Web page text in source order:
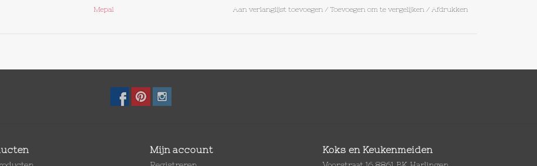
Mepal Aan verlanglijst toevoegen/ Toevoegen om te vergelijken / Afdrukken
Mijn account Koks en Keukenmeiden